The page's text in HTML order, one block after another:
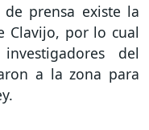
prensa existe la
Clavijo, por lo cual
del
a la zona para